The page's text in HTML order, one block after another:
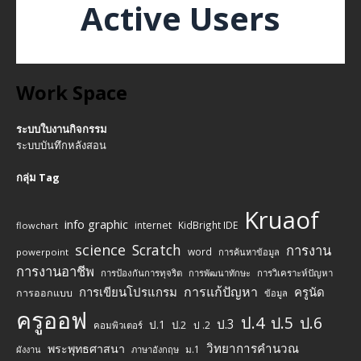
Active Users
Work Space
ระบบใบงานกิจกรรม
ระบบบันทึกหลังสอน
กลุ่ม Tag
flowchart info graphic internet KidBright IDE Kruaof
powerpoint science Scratch word การค้นหาข้อมูล
การงาน
การงานอาชีพ
การป้องกันการทุจริต การพัฒนาทักษะ การวิเคราะห์ปัญหา
การออกแบบ การเขียนโปรแกรม การแก้ปัญหา ข้อมูล ครูนัด
ครูออฟ คอมพิวเตอร์ ป.1 ป.2 ป .2 ป.3 ป.4 ป.5 ป.6
ผังงาน พระพุทธศาสนา ภาษาอังกฤษ ม.1 วิทยาการคำนวณ